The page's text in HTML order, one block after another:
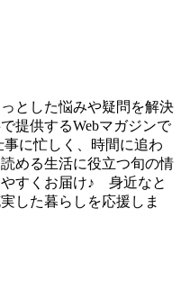
とした悩みや疑問を解決
提供するWebマガジンで
に忙しく、時間に追わ
める生活に役立つ旬の情
すくお届け♪ 身近なと
した暮らしを応援しま